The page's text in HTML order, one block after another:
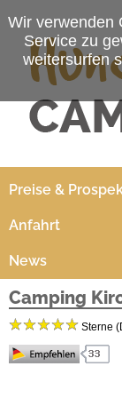
Preise &
Anfahrt
News
Camping
Sterne
Wir verwenden
Service zu
weitersurfen